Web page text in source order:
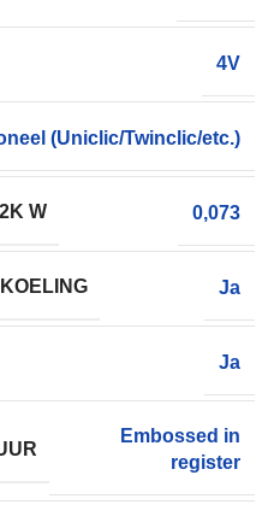
4V
(Uniclic/Twinclic/etc.)
W 0,073
Ja
Ja
Embossed in
register